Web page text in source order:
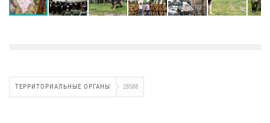
ТЕРРИТОРИАЛЬНЫЕ ОРГАНЫ 28588